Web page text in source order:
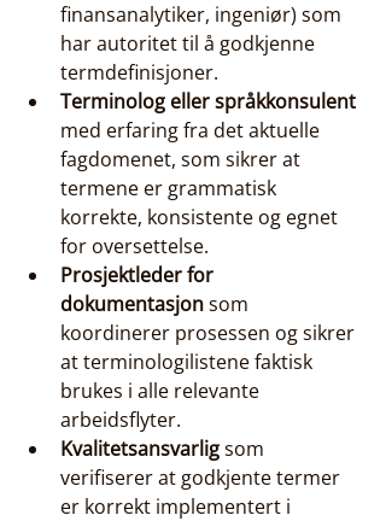
finansanalytiker, ingeniør) som
har autoritet til å godkjenne
termdefinisjoner.
Terminolog eller språkkonsulent
med erfaring fra det aktuelle
fagdomenet, som sikrer at
termene er grammatisk
korrekte, konsistente og egnet
for oversettelse.
Prosjektleder for
dokumentasjon som
koordinerer prosessen og sikrer
at terminologilistene faktisk
brukes i alle relevante
arbeidsflyter.
Kvalitetsansvarlig som
verifiserer at godkjente termer
er korrekt implementert i